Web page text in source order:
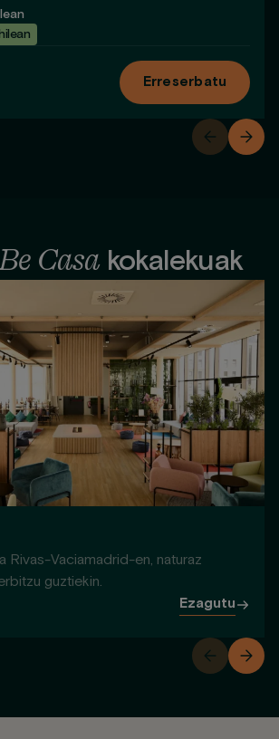
Erreserbatu
Casa kokalekuak
Rivas-Vaciamadrid-en, naturaz
guztiekin.
Ezagutu